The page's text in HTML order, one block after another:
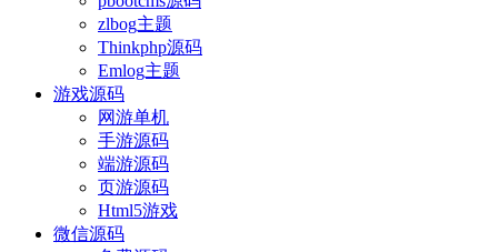
zlbog主题
Thinkphp源码
Emlog主题
游戏源码
网游单机
手游源码
端游源码
页游源码
Html5游戏
微信源码